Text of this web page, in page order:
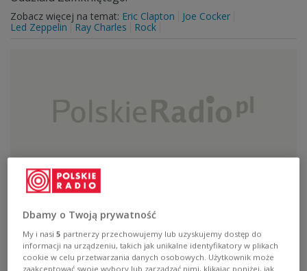
Zobacz więcej na temat: Eric Clapton
Joe Cocker
Led Zeppelin
Ray Charles Rock
Dzisiaj naszymi gośćmi są Michał Jelonek i Jerzy
Kobyliński
Zobacz więcej na temat:paula van
Dbamy o Twoją prywatność
My i nasi5 partnerzy przechowujemy lub uzyskujemy dostęp do
informacji na urządzeniu, takich jak unikalne identyfikatory w plikach
cookie w celu przetwarzania danych osobowych. Użytkownik może
zaakceptować swoje wybory lub zarządzać nimi, klikając poniżej, jak